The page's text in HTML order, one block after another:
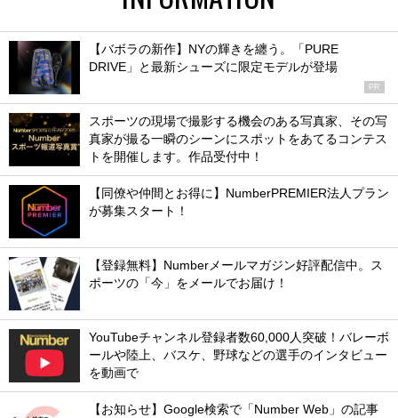
【バボラの新作】NYの輝きを纏う。「PURE
DRIVE」と最新シューズに限定モデルが登場
PR
スポーツの現場で撮影する機会のある写真家、その写
真家が撮る一瞬のシーンにスポットをあてるコンテス
トを開催します。作品受付中！
【同僚や仲間とお得に】NumberPREMIER法人プラン
が募集スタート！
【登録無料】Numberメールマガジン好評配信中。ス
ポーツの「今」をメールでお届け！
YouTubeチャンネル登録者数60,000人突破！バレーボ
ールや陸上、バスケ、野球などの選手のインタビュー
を動画で
【お知らせ】Google検索で「Number Web」の記事